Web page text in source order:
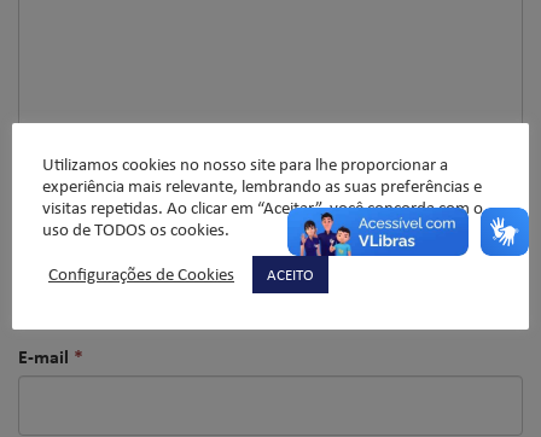
Nome *
E-mail *
Utilizamos cookies no nosso site para lhe proporcionar a
experiência mais relevante, lembrando as suas preferências e
visitas repetidas. Ao clicar em “Aceitar”, você concorda com o
uso de TODOS os cookies.
Configurações de Cookies
ACEITO